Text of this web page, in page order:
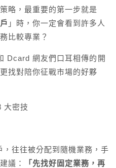
略，最重要的第一步就是
」時，你一定會看到許多人
比較專業？
Dcard 網友們口耳相傳的開
找對陪你征戰市場的好夥
大密技
往往被分配到隨機業務，手
議：
「先找好固定業務，再